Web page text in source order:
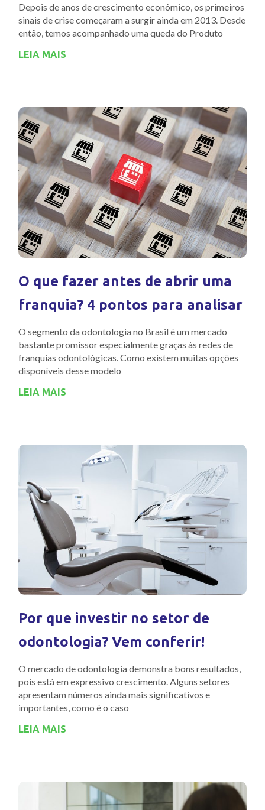
Depois de anos de crescimento econômico, os primeiros
sinais de crise começaram a surgir ainda em 2013. Desde
então, temos acompanhado uma queda do Produto
LEIA MAIS
O que fazer antes de abrir uma
franquia? 4 pontos para analisar
O segmento da odontologia no Brasil é um mercado
bastante promissor especialmente graças às redes de
franquias odontológicas. Como existem muitas opções
disponíveis desse modelo
LEIA MAIS
Por que investir no setor de
odontologia? Vem conferir!
O mercado de odontologia demonstra bons resultados,
pois está em expressivo crescimento. Alguns setores
apresentam números ainda mais significativos e
importantes, como é o caso
LEIA MAIS